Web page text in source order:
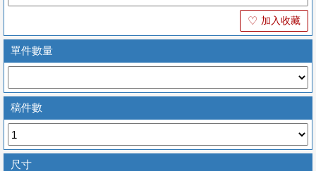
♡ 加入收藏
單件數量
稿件數
尺寸